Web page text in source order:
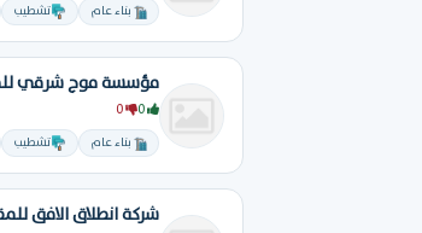
بناء عام تشطيب
مؤسسة موج شرقي
بناء عام تشطيب
شركة انطلاق الافق